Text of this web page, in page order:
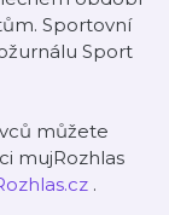
Sportovní
Sport
můžete
mujRozhlas
.